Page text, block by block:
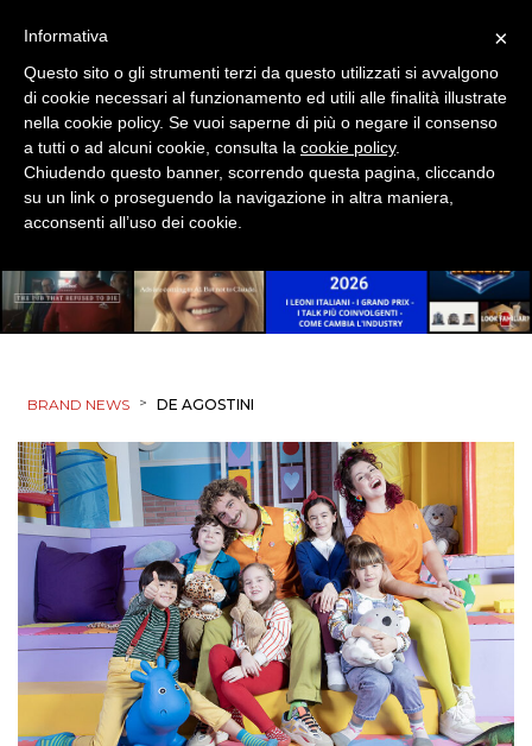
BRAND NEWS > DE AGOSTINI
×
Informativa
Questo sito o gli strumenti terzi da questo utilizzati si avvalgono
di cookie necessari al funzionamento ed utili alle finalità illustrate
nella cookie policy. Se vuoi saperne di più o negare il consenso
a tutti o ad alcuni cookie, consulta la cookie policy.
Chiudendo questo banner, scorrendo questa pagina, cliccando
su un link o proseguendo la navigazione in altra maniera,
acconsenti all’uso dei cookie.